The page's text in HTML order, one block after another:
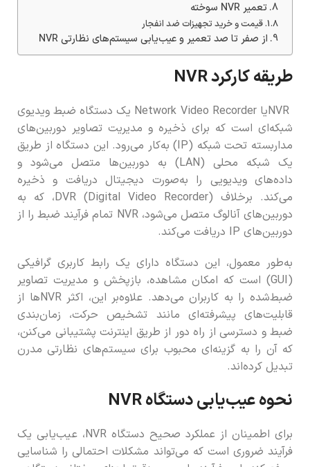
تعمیر NVR سوخته
قیمت و خرید تجهیزات ضد انفجار
از صفر تا صد تعمیر و عیب‌یابی سیستم‌های نظارتی NVR
طریقه کارکرد NVR
NVRیا Network Video Recorder یک دستگاه ضبط ویدیوی
شبکه‌ای است که برای ذخیره و مدیریت تصاویر دوربین‌های
مداربسته تحت شبکه (IP) به‌کار می‌رود. این دستگاه از طریق
یک شبکه محلی (LAN) به دوربین‌ها متصل می‌شود و
داده‌های ویدیویی را به‌صورت دیجیتال دریافت و ذخیره
می‌کند. برخلاف DVR (Digital Video Recorder)، که به
دوربین‌های آنالوگ متصل می‌شود، NVR تمام فرآیند ضبط را از
دوربین‌های IP دریافت می‌کند.
به‌طور معمول، این دستگاه دارای یک رابط کاربری گرافیکی
(GUI) است که امکان مشاهده، بازپخش و مدیریت تصاویر
ضبط‌شده را به کاربران می‌دهد. علاوه‌بر این، اکثر NVRها از
قابلیت‌های پیشرفته‌ای مانند تشخیص حرکت، زمان‌بندی
ضبط و دسترسی از راه دور از طریق اینترنت پشتیبانی می‌کنن،
که آن را به گزینه‌ای محبوب برای سیستم‌های نظارتی مدرن
تبدیل کرده‌اند.
نحوه عیب‌یابی دستگاه NVR
برای اطمینان از عملکرد صحیح دستگاه NVR، عیب‌یابی یک
فرآیند ضروری است که می‌تواند مشکلات احتمالی را شناسایی